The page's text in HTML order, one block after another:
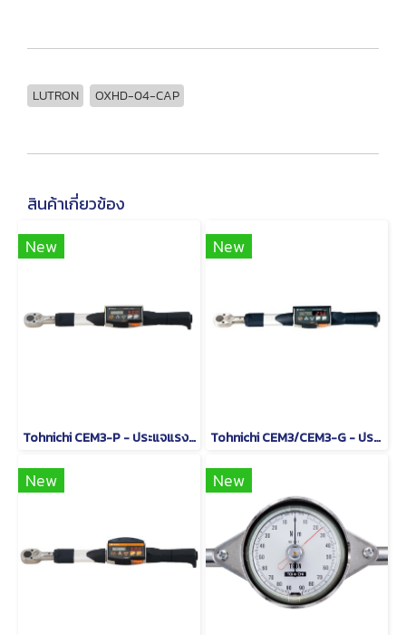
LUTRON OXHD-04-CAP
สินค้าเกี่ยวข้อง
New
Tohnichi CEM3-P - ประแจแรงบิดดิจิตอลชนิดหัวเปลี่ยนได้
New
Tohnichi CEM3/CEM3-G - ประแจวัดแรงบิดแบบอ่านค่าโดยตรง
New New